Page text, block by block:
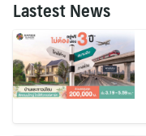
Lastest News